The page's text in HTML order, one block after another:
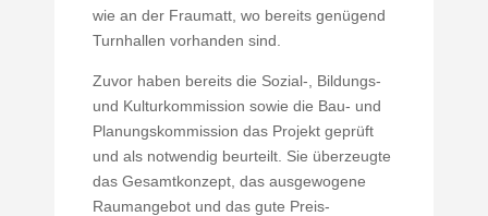
wie an der Fraumatt, wo bereits genügend
Turnhallen vorhanden sind.
Zuvor haben bereits die Sozial-, Bildungs-
und Kulturkommission sowie die Bau- und
Planungskommission das Projekt geprüft
und als notwendig beurteilt. Sie überzeugte
das Gesamtkonzept, das ausgewogene
Raumangebot und das gute Preis-